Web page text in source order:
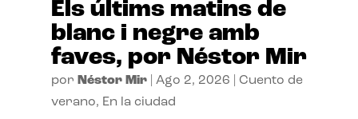
Els últims matins de
blanc i negre amb
faves, por Néstor Mir
por Néstor Mir| Ago 2, 2026
Cuento de
verano, En la ciudad